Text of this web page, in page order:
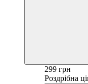
299 грн
Роздрібна